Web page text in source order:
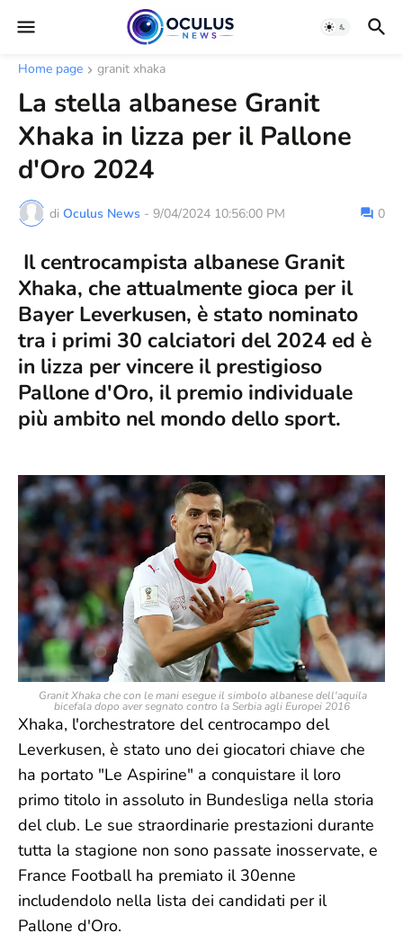
Home page granit xhaka
La stella albanese Granit
Xhaka in lizza per il Pallone
d'Oro 2024
di Oculus News - 9/04/2024 10:56:00 PM 0
Il centrocampista albanese Granit
Xhaka, che attualmente gioca per il
Bayer Leverkusen, è stato nominato
tra i primi 30 calciatori del 2024 ed è
in lizza per vincere il prestigioso
Pallone d'Oro, il premio individuale
più ambito nel mondo dello sport.
Granit Xhaka che con le mani esegue il simbolo albanese dell'aquila
bicefala dopo aver segnato contro la Serbia agli Europei 2016
Xhaka, l'orchestratore del centrocampo del
Leverkusen, è stato uno dei giocatori chiave che
ha portato "Le Aspirine" a conquistare il loro
primo titolo in assoluto in Bundesliga nella storia
del club. Le sue straordinarie prestazioni durante
tutta la stagione non sono passate inosservate, e
France Football ha premiato il 30enne
includendolo nella lista dei candidati per il
Pallone d'Oro.